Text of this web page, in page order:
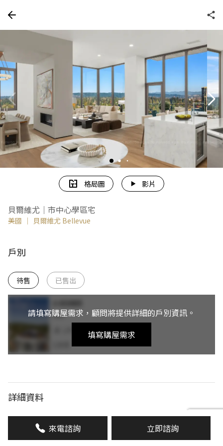
格局圖 影片
貝爾維尤｜市中心學區宅
美國 ｜ 貝爾維尤 Bellevue
戶別
待售 已售出
請填寫購屋需求，顧問將提供詳細的戶別資訊。
填寫購屋需求
詳細資料
完工時間
2024 年 7 月
地上20層 / 地下3層
來電諮詢 立即諮詢